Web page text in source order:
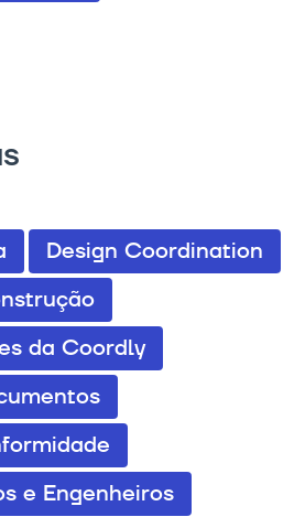
Design Coordination
da Coordly
e Engenheiros